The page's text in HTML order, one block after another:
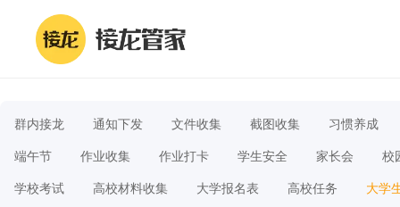
群内接龙 通知下发 文件收集 截图收集 习惯养成
端午节 作业收集 作业打卡 学生安全 家长会 校
学校考试 高校材料收集 大学报名表 高校任务 大学